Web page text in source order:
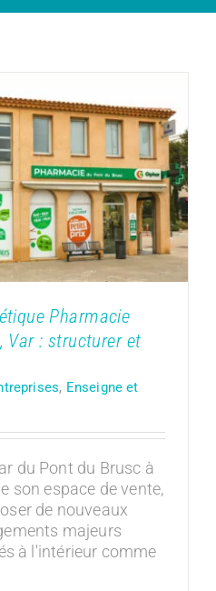
Pharmacie
Var : structurer et
entreprises Enseigne et
Pharmacie
Var : structurer et
, Enseigne et
du Pont du Brusc à
son espace de vente,
de nouveaux
majeurs
à l'intérieur comme